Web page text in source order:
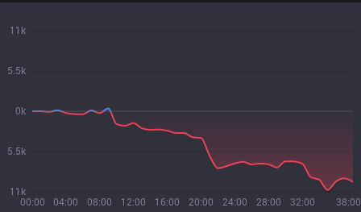
00:00 04:00 08:00 12:00 16:00 20:00 24:00 28:00 32:00 38:00
11k
5.5k
0k
5.5k
11k